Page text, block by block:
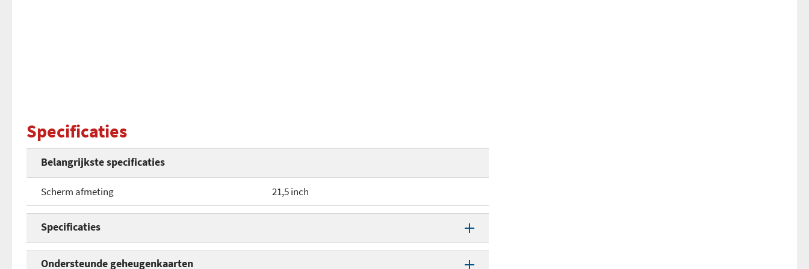
Specificaties
Belangrijkste specificaties
Scherm afmeting 21,5 inch
Specificaties
Scherm afmeting
Ondersteunde geheugenkaarten